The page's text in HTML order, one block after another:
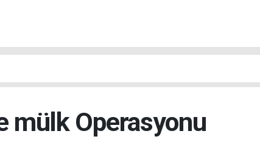
mülk Operasyonu